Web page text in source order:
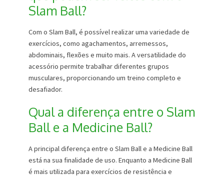
Slam Ball?
Com o Slam Ball, é possível realizar uma variedade de
exercícios, como agachamentos, arremessos,
abdominais, flexões e muito mais. A versatilidade do
acessório permite trabalhar diferentes grupos
musculares, proporcionando um treino completo e
desafiador.
Qual a diferença entre o Slam
Ball e a Medicine Ball?
A principal diferença entre o Slam Ball e a Medicine Ball
está na sua finalidade de uso. Enquanto a Medicine Ball
é mais utilizada para exercícios de resistência e